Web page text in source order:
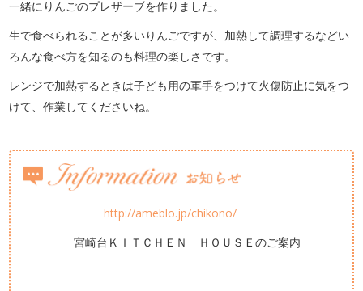
一緒にりんごのプレザーブを作りました。
生で食べられることが多いりんごですが、加熱して調理するなどい
ろんな食べ方を知るのも料理の楽しさです。
レンジで加熱するときは子ども用の軍手をつけて火傷防止に気をつ
けて、作業してくださいね。
http://ameblo.jp/chikono/
宮崎台ＫＩＴＣＨＥＮ ＨＯＵＳＥのご案内